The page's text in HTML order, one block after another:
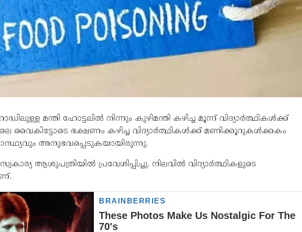
മന്തി ഹോട്ടലിൽ നിന്നും കുഴിമന്തി കഴിച്ച മൂന്ന് വിദ്യാർത്ഥികൾക്ക്
വൈകിട്ടോടെ ഭക്ഷണം കഴിച്ച വിദ്യാർത്ഥികൾക്ക് മണിക്കൂറുകൾക്കകം
അനുഭവപ്പെടുകയായിരുന്നു.
ആശുപത്രിയിൽ പ്രവേശിപ്പിച്ചു. നിലവിൽ വിദ്യാർത്ഥികളുടെ